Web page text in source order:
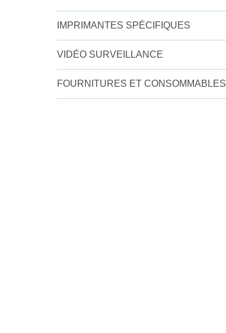
IMPRIMANTES SPÉCIFIQUES
VIDÉO SURVEILLANCE
FOURNITURES ET CONSOMMABLES